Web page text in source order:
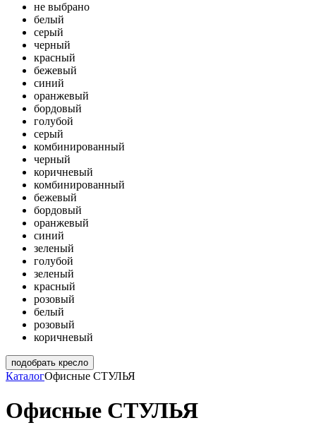
не выбрано
белый
серый
черный
красный
бежевый
синий
оранжевый
бордовый
голубой
серый
комбинированный
черный
коричневый
комбинированный
бежевый
бордовый
оранжевый
синий
зеленый
голубой
зеленый
красный
розовый
белый
розовый
коричневый
подобрать кресло
КаталогОфисные СТУЛЬЯ
Офисные СТУЛЬЯ